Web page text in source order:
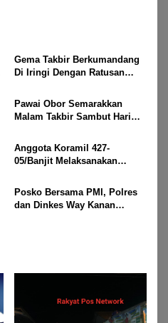
Gema Takbir Berkumandang
Di Iringi Dengan Ratusan
Rayakan Kemenangan Idul
Fitri 1447 H
Pawai Obor Semarakkan
Malam Takbir Sambut Hari
M, Di Kampung Simpang
Asam, Kecamatan Banjit
Anggota Koramil 427-
05/Banjit Melaksanakan
ogoh Di Wilayah Bali Sadhar,
Kecamatan Banjit
Posko Bersama PMI, Polres
dan Dinkes Way Kanan